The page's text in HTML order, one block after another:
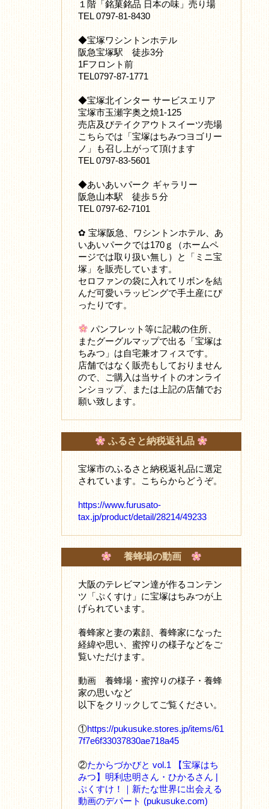
１階「銘菓銘品 日本の味」売り場
TEL 0797-81-8430
◆宝塚ワシントンホテル
阪急宝塚駅 徒歩3分
1Fフロント前
TEL0797-87-1771
◆宝塚北インター サービスエリア
宝塚市玉瀬字奥之焼1-125
売店及びテイクアウトスイーツ売場
こちらでは「宝塚はちみつヨゴリー
ノ」も召し上がって頂けます
TEL 0797-83-5601
◆あいあいパーク ギャラリー
阪急山本駅 徒歩５分
TEL 0797-62-7101
✿ 宝塚阪急、ワシントンホテル、あ
いあいパークでは170ｇ（ホームペ
ージでは取り扱い無し）と「ミニ宝
塚」を販売しています。
セロファンの袋に入れてリボンを結
んだ可愛いラッピングで手土産にぴ
ったりです。
パンフレット等に記載の住所、
またグーグルマップで出る「宝塚は
ちみつ」は自宅兼オフィスです。
店舗ではなく販売もしておりません
ので、ご購入は当サイトのオンライ
ンショップ、または上記の店舗でお
願い致します。
ふるさと納税返礼品
宝塚市のふるさと納税返礼品に選定
されています。こちらからどうぞ。
https://www.furusato-
tax.jp/product/detail/28214/49233
養蜂場の動画
大阪のテレビマン達が作るコンテン
ツ「ぷくすけ」に宝塚はちみつが上
げられています。
養蜂家と妻の素顔、養蜂家になった
経緯や思い、蜜搾りの様子などをご
覧いただけます。
動画 養蜂場・蜜搾りの様子・養蜂
家の思いなど
以下をクリックしてご覧ください。
①https://pukusuke.stores.jp/items/61
7f7e6f33037830ae718a45
②たからづかびと vol.1 【宝塚はち
みつ】明利忠明さん・ひかるさん |
ぷくすけ！｜新たな世界に出会える
動画のデパート (pukusuke.com)